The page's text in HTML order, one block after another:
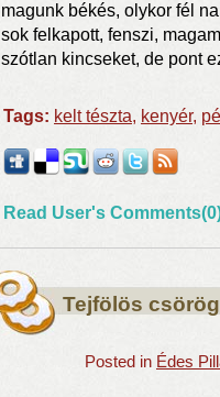
magunk békés, olykor fél
sok felkapott, fenszi,
szótlan kincseket, de pont
Tags: kelt tészta, kenyér,
Read User's
Tejfölös
Posted in Édes